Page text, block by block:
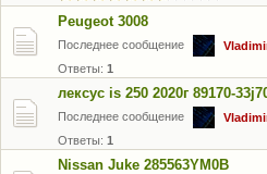
Peugeot 3008
Последнее сообщение
Ответы: 1
лексус is 250 2020г 89170-
Последнее сообщение
Ответы: 1
Nissan Juke 285563YM0B